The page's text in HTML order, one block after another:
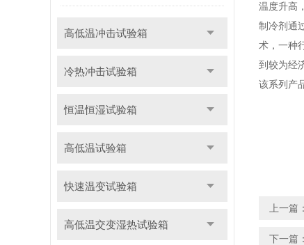
高低温冲击试验箱
冷热冲击试验箱
恒温恒湿试验箱
高低温试验箱
快速温变试验箱
高低温交变湿热试验箱
温度升高
制冷剂通
术，一种
到较为经
该系列产
上一篇：
下一篇：